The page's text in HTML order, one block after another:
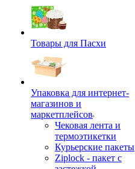
Товары для Пасхи
Упаковка для интернет-
магазинов и
маркетплейсов
Чековая лента и
термоэтикетки
Курьерские пакеты
Ziplock - пакет с